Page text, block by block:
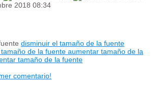
2018 08:34
disminuir el tamaño de la fuente
aumentar tamaño de la
comentario!